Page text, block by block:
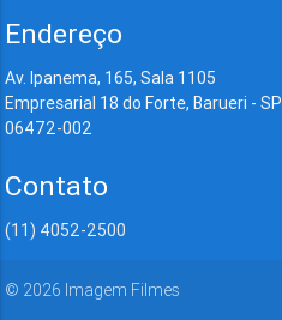
Endereço
Av. Ipanema, 165, Sala 1105
Empresarial 18 do Forte, Barueri - SP
06472-002
Contato
(11) 4052-2500
© 2026 Imagem Filmes